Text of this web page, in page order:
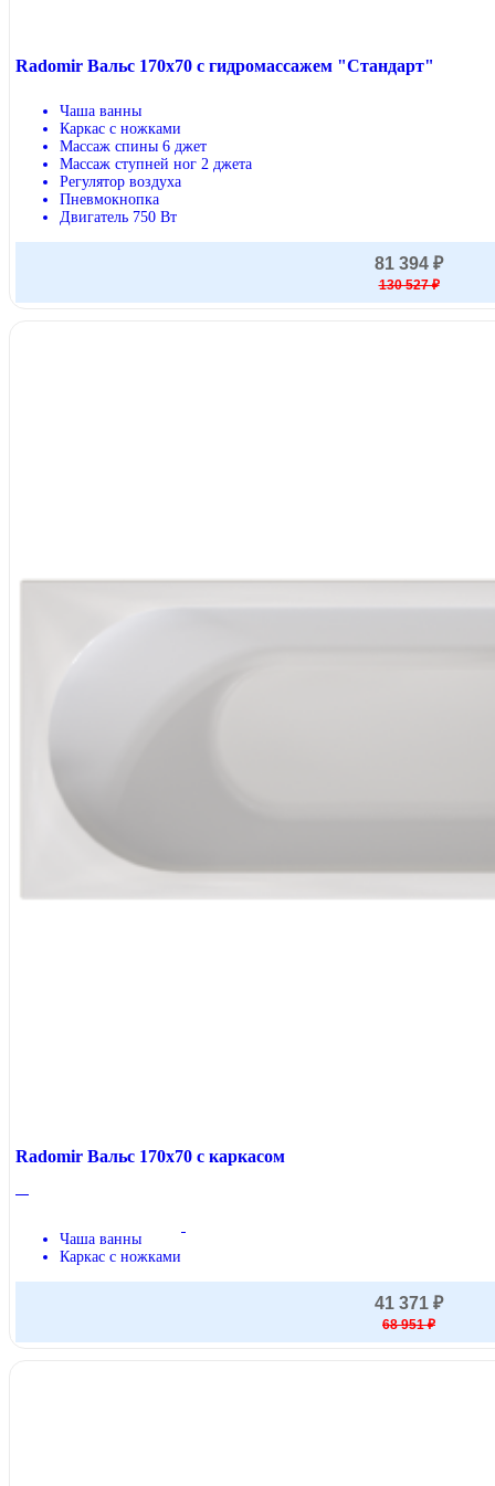
Radomir Вальс 170x70 с гидромассажем "Стандарт"
Чаша ванны
Каркас с ножками
Массаж спины 6 джет
Массаж ступней ног 2 джета
Регулятор воздуха
Пневмокнопка
Двигатель 750 Вт
81 394 ₽
130 527 ₽
Radomir Вальс 170x70 с каркасом
Чаша ванны
Каркас с ножками
41 371 ₽
68 951 ₽